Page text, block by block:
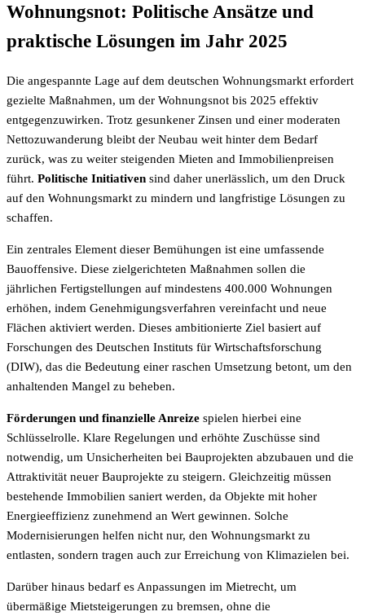
Wohnungsnot: Politische Ansätze und
praktische Lösungen im Jahr 2025
Die angespannte Lage auf dem deutschen Wohnungsmarkt erfordert
gezielte Maßnahmen, um der Wohnungsnot bis 2025 effektiv
entgegenzuwirken. Trotz gesunkener Zinsen und einer moderaten
Nettozuwanderung bleibt der Neubau weit hinter dem Bedarf
zurück, was zu weiter steigenden Mieten and Immobilienpreisen
führt. Politische Initiativen sind daher unerlässlich, um den Druck
auf den Wohnungsmarkt zu mindern und langfristige Lösungen zu
schaffen.
Ein zentrales Element dieser Bemühungen ist eine umfassende
Bauoffensive. Diese zielgerichteten Maßnahmen sollen die
jährlichen Fertigstellungen auf mindestens 400.000 Wohnungen
erhöhen, indem Genehmigungsverfahren vereinfacht und neue
Flächen aktiviert werden. Dieses ambitionierte Ziel basiert auf
Forschungen des Deutschen Instituts für Wirtschaftsforschung
(DIW), das die Bedeutung einer raschen Umsetzung betont, um den
anhaltenden Mangel zu beheben.
Förderungen und finanzielle Anreize spielen hierbei eine
Schlüsselrolle. Klare Regelungen und erhöhte Zuschüsse sind
notwendig, um Unsicherheiten bei Bauprojekten abzubauen und die
Attraktivität neuer Bauprojekte zu steigern. Gleichzeitig müssen
bestehende Immobilien saniert werden, da Objekte mit hoher
Energieeffizienz zunehmend an Wert gewinnen. Solche
Modernisierungen helfen nicht nur, den Wohnungsmarkt zu
entlasten, sondern tragen auch zur Erreichung von Klimazielen bei.
Darüber hinaus bedarf es Anpassungen im Mietrecht, um
übermäßige Mietsteigerungen zu bremsen, ohne die